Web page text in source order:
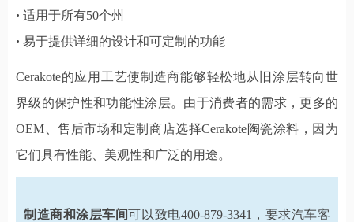
· 适用于所有50个州
· 易于提供详细的设计和可定制的功能
Cerakote的应用工艺使制造商能够轻松地从旧涂层转向世
界级的保护性和功能性涂层。由于消费者的需求，更多的
OEM、售后市场和定制商店选择Cerakote陶瓷涂料，因为
它们具有性能、美观性和广泛的用途。
制造商和涂层车间可以致电400-879-3341，要求汽车客